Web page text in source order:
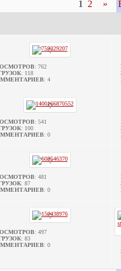
1
2 »
: 762
: 118
: 4
: 541
: 100
: 0
: 481
: 87
: 0
: 497
: 83
: 0